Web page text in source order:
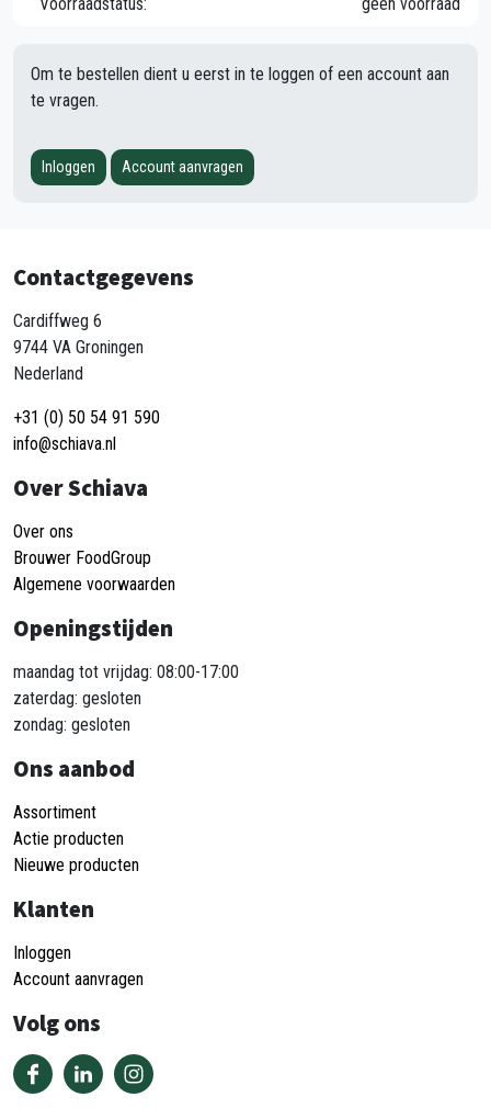
Om te bestellen dient u eerst in te loggen of een account aan
te vragen.
Inloggen Account aanvragen
Contactgegevens
Cardiffweg 6
9744 VA Groningen
Nederland
+31 (0) 50 54 91 590
info@schiava.nl
Over Schiava
Over ons
Brouwer FoodGroup
Algemene voorwaarden
Openingstijden
maandag tot vrijdag: 08:00-17:00
zaterdag: gesloten
zondag: gesloten
Ons aanbod
Assortiment
Actie producten
Nieuwe producten
Klanten
Inloggen
Account aanvragen
Volg ons